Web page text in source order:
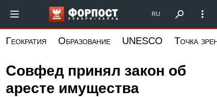
основному
Форпост Северо-Запад
RU
Геократия Образование UNESCO Точка
Совфед принял закон об
аресте имущества